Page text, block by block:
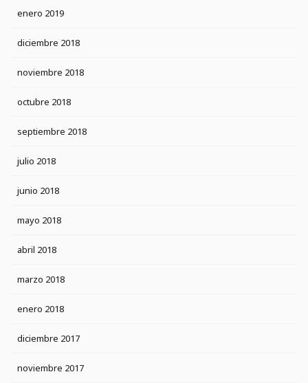
enero 2019
diciembre 2018
noviembre 2018
octubre 2018
septiembre 2018
julio 2018
junio 2018
mayo 2018
abril 2018
marzo 2018
enero 2018
diciembre 2017
noviembre 2017